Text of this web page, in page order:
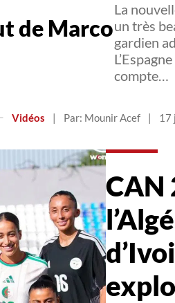
de Marco
La
un très
gardien
compte…
Vidéos | Par: Mounir Acef | 17
CAN